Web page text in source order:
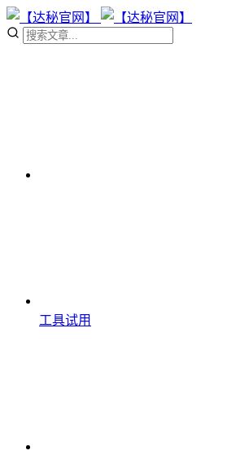
工具试用